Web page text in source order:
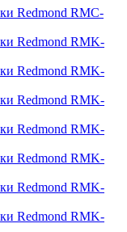
Redmond RMC-
Redmond RMK-
Redmond RMK-
Redmond RMK-
Redmond RMK-
Redmond RMK-
Redmond RMK-
Redmond RMK-